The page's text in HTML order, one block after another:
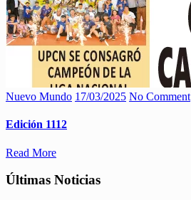
Nuevo Mundo 17/03/2025 No Comment
Edición 1112
Read More
Últimas Noticias